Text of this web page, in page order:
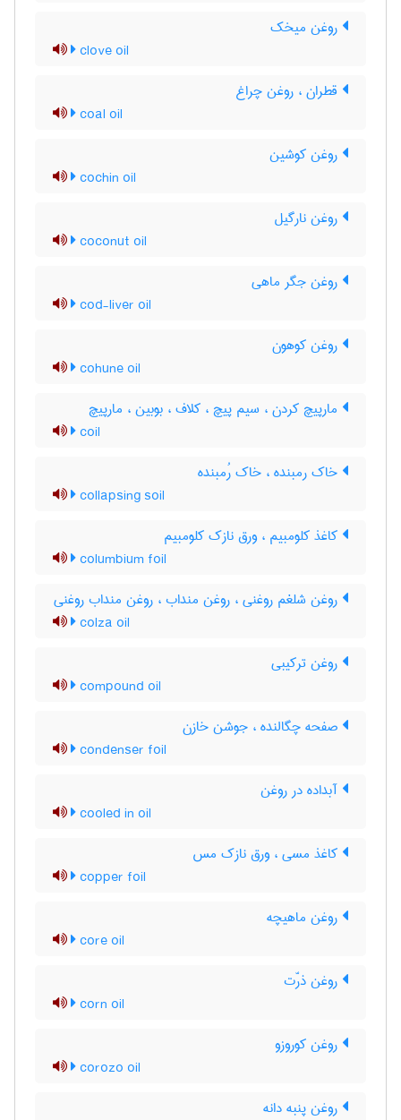
روغن میخک
clove oil
قطران ، روغن چراغ
coal oil
روغن کوشین
cochin oil
روغن نارگیل
coconut oil
روغن جگر ماهی
cod-liver oil
روغن کوهون
cohune oil
مارپیچ کردن ، سیم پیچ ، کلاف ، بوبین ، مارپیچ
coil
خاک رمبنده ، خاک رُمبنده
collapsing soil
کاغذ کلومبیم ، ورق نازک کلومبیم
columbium foil
روغن شلغم روغنی ، روغن منداب ، روغن منداب روغنی
colza oil
روغن ترکیبی
compound oil
صفحه چگالنده ، جوشن خازن
condenser foil
آبداده در روغن
cooled in oil
کاغذ مسی ، ورق نازک مس
copper foil
روغن ماهیچه
core oil
روغن ذرّت
corn oil
روغن کوروزو
corozo oil
روغن پنبه دانه